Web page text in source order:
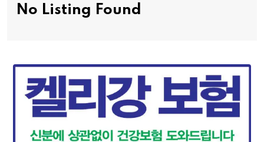
No Listing Found